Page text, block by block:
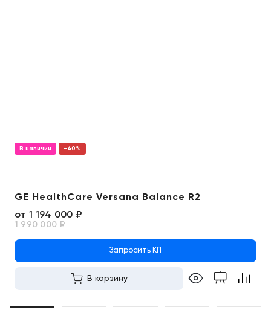
В наличии -40%
GE HealthCare Versana Balance R2
от 1 194 000 ₽
1 990 000 ₽
Запросить КП
В корзину